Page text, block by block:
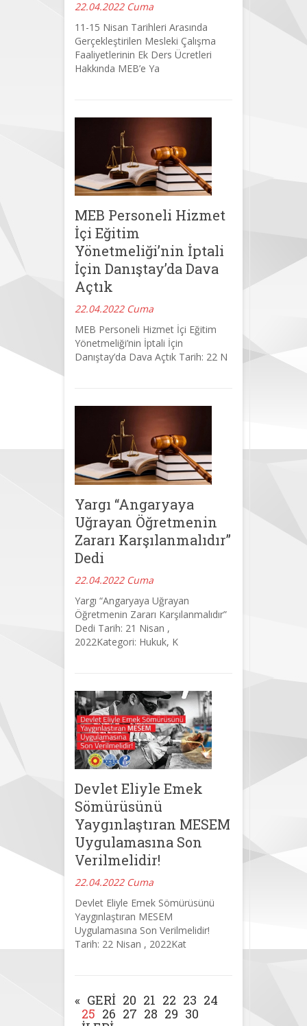
22.04.2022 Cuma
11-15 Nisan Tarihleri Arasında
Gerçekleştirilen Mesleki Çalışma
Faaliyetlerinin Ek Ders Ücretleri
Hakkında MEB’e Ya
MEB Personeli Hizmet
İçi Eğitim
Yönetmeliği’nin İptali
İçin Danıştay’da Dava
Açtık
22.04.2022 Cuma
MEB Personeli Hizmet İçi Eğitim
Yönetmeliği’nin İptali İçin
Danıştay’da Dava Açtık Tarih: 22 N
Yargı “Angaryaya
Uğrayan Öğretmenin
Zararı Karşılanmalıdır”
Dedi
22.04.2022 Cuma
Yargı “Angaryaya Uğrayan
Öğretmenin Zararı Karşılanmalıdır”
Dedi Tarih: 21 Nisan ,
2022Kategori: Hukuk, K
Devlet Eliyle Emek
Sömürüsünü
Yaygınlaştıran MESEM
Uygulamasına Son
Verilmelidir!
22.04.2022 Cuma
Devlet Eliyle Emek Sömürüsünü
Yaygınlaştıran MESEM
Uygulamasına Son Verilmelidir!
Tarih: 22 Nisan , 2022Kat
« GERI 20 21 22 23 24
25 26 27 28 29 30